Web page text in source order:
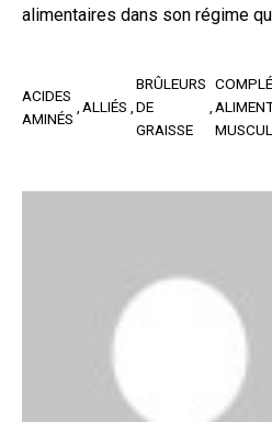
alimentaires dans son régime
ACIDES
AMINÉS
ALLIÉS
BRÛLEURS
DE
GRAISSE